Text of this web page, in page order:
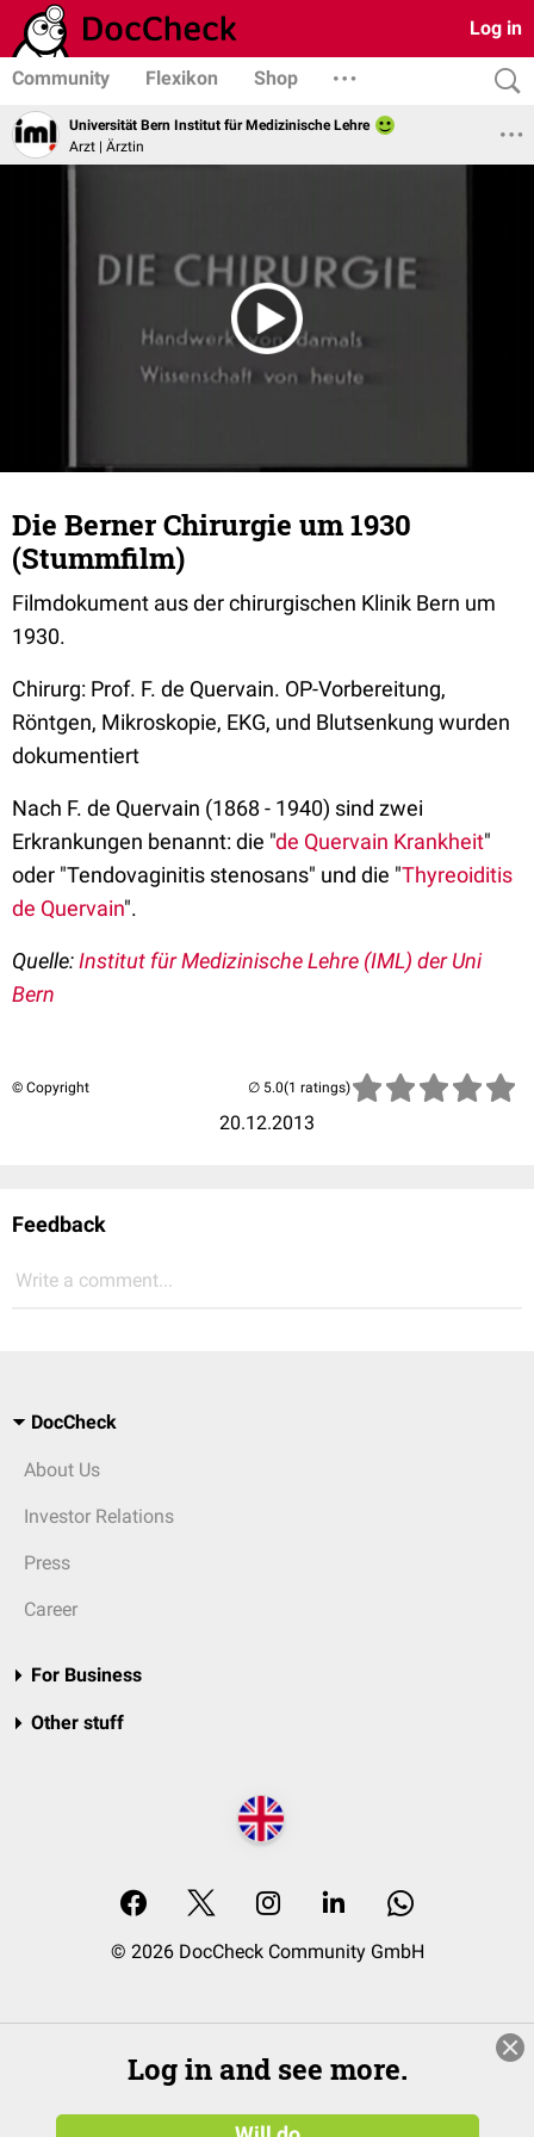
Log in
Community Flexikon Shop
Universität Bern Institut für Medizinische Lehre
Arzt | Ärztin
Die Berner Chirurgie um 1930
(Stummfilm)
Filmdokument aus der chirurgischen Klinik Bern um
1930.
Chirurg: Prof. F. de Quervain. OP-Vorbereitung,
Röntgen, Mikroskopie, EKG, und Blutsenkung wurden
dokumentiert
Nach F. de Quervain (1868 - 1940) sind zwei
Erkrankungen benannt: die "de Quervain Krankheit"
oder "Tendovaginitis stenosans" und die "Thyreoiditis
de Quervain".
Quelle:Institut für Medizinische Lehre (IML) der Uni
Bern
© Copyright
20.12.2013
(1 ratings)
Feedback
Write a comment...
DocCheck
About Us
Investor Relations
Press
Career
For Business
Other stuff
© 2026 DocCheck Community GmbH
Log in and see more.